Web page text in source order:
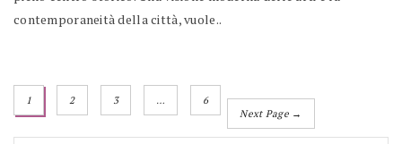
contemporaneità della città, vuole..
1 2 3 …
6
Next Page →